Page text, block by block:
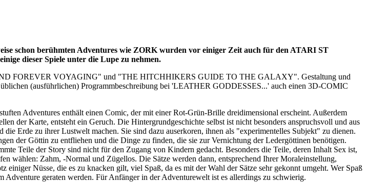
schon berühmten Adventures wie ZORK wurden vor einiger Zeit auch für den ATARI ST
dieser Spiele unter die Lupe zu nehmen.
FOREVER VOYAGING" und "THE HITCHHIKERS GUIDE TO THE GALAXY". Gestaltung und
(ausführlichen) Programmbeschreibung bei 'LEATHER GODDESSES...' auch einen 3D-COMIC
Adventures enthält einen Comic, der mit einer Rot-Grün-Brille dreidimensional erscheint. Außerdem
der Karte, entsteht ein Geruch. Die Hintergrundgeschichte selbst ist nicht besonders anspruchsvoll und aus
Erde zu ihrer Lustwelt machen. Sie sind dazu auserkoren, ihnen als "experimentelles Subjekt" zu dienen.
der Göttin zu entfliehen und die Dinge zu finden, die sie zur Vernichtung der Ledergöttinen benötigen.
Teile der Story sind nicht für den Zugang von Kindern gedacht. Besonders die Teile, deren Inhalt Sex ist,
wählen: Zahm, -Normal und Zügellos. Die Sätze werden dann, entsprechend Ihrer Moraleinstellung,
Nüsse, die es zu knacken gilt, viel Spaß, da es mit der Wahl der Sätze sehr gekonnt umgeht. Wer Spaß
geraten werden. Für Anfänger in der Adventurewelt ist es allerdings zu schwierig.